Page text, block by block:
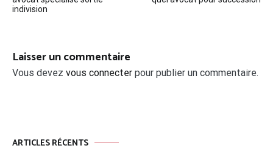
de
indivision
Laisser un commentaire
Vous devez vous connecter pour publier un commentaire.
ARTICLES RÉCENTS